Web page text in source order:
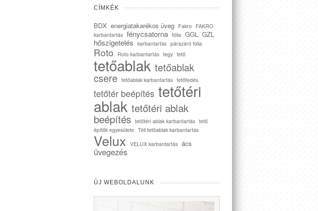
CÍMKÉK
BDX energiatakarékos üveg Fakro FAKRO
karbantartás fénycsatorna fólia GGL GZL
hőszigetelés karbantartás párazáró fólia
Roto Roto karbantartás tegy tető
tetőablak tetőablak
csere tetőablak karbantartás tetőfedés
tetőtér beépítés tetőtéri
ablak tetőtéri ablak
beépítés tetőtéri ablak karbantartás tető
építők egyesülete Téli tetőablak karbantartás
Velux VELUX karbantartás ács
üvegezés
ÚJ WEBOLDALUNK